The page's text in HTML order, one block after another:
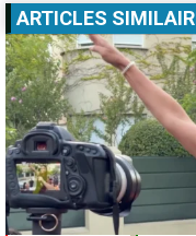
ARTICLES